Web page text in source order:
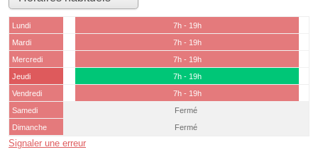
Lundi
7h - 19h
Mardi
7h - 19h
Mercredi
7h - 19h
Jeudi
7h - 19h
Vendredi
7h - 19h
Samedi
Fermé
Dimanche
Fermé
Signaler une erreur